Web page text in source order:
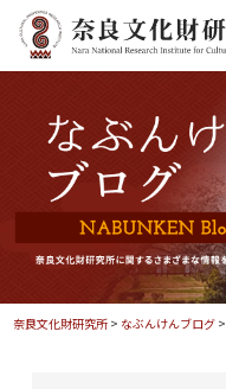
奈良文化財研究所 > なぶんけんブログ >